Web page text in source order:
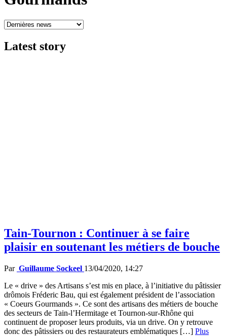
Latest story
Tain-Tournon : Continuer à se faire
plaisir en soutenant les métiers de bouche
Par Guillaume Sockeel 13/04/2020, 14:27
Le « drive » des Artisans s’est mis en place, à l’initiative du pâtissier
drômois Fréderic Bau, qui est également président de l’association
« Coeurs Gourmands ». Ce sont des artisans des métiers de bouche
des secteurs de Tain-l’Hermitage et Tournon-sur-Rhône qui
continuent de proposer leurs produits, via un drive. On y retrouve
donc des pâtissiers ou des restaurateurs emblématiques […] Plus